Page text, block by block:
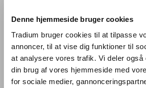
Denne hjemmeside bruger cookies
Tradium bruger cookies til at tilpasse
annoncer, til at vise dig funktioner til
at analysere vores trafik. Vi deler også
din brug af vores hjemmeside med
for sociale medier,
Generelt
Find undervisningsmaterialet til de forskellige